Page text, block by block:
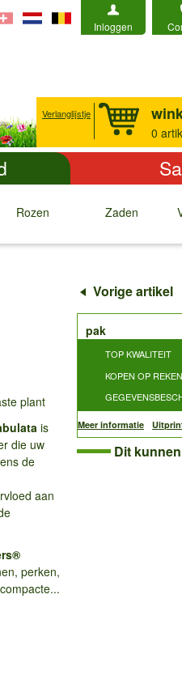
Inloggen
Verlanglijstje
0
Rozen Zaden
↓ ↓
Vorige artikel
plant
is
die uw
de
aan
perken,
order
pak
TOP KWALITEIT
KOPEN OP
Meer informatie
Dit